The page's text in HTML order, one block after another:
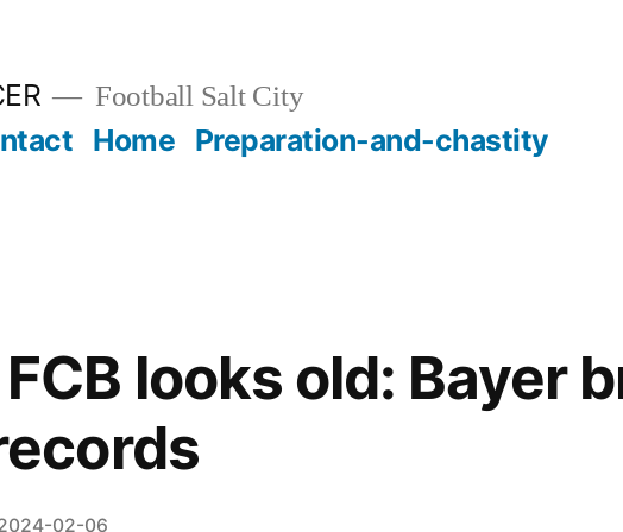
Football Salt City
Home Preparation-and-chastity
looks old: Bayer
02-06